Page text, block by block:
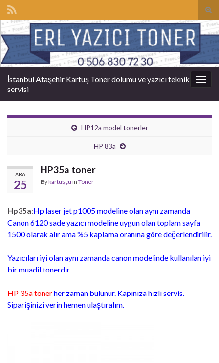
Search for:
İstanbul Ataşehir Kartuş Toner dolumu ve yazıcı teknik
servisi
HP12a model tonerler
HP 83a
ARA
25
HP35a toner
Bykartuşçu in Toner
Hp35a:Hp laser jet p1005 modeline olan aynı zamanda
Canon 6120 sade yazıcı modeline uygun olan toplam sayfa
1500 olarak alır ama %5 kaplama oranına göre değerlendirilir.
Yazıcıları iyi olan aynı zamanda canon modelinde kullanılan iyi
bir muadil tonerdir.
HP 35a tonerher zaman bulunur. Kapınıza hızlı servis.
Siparişinizi verin hemen ulaştıralım.